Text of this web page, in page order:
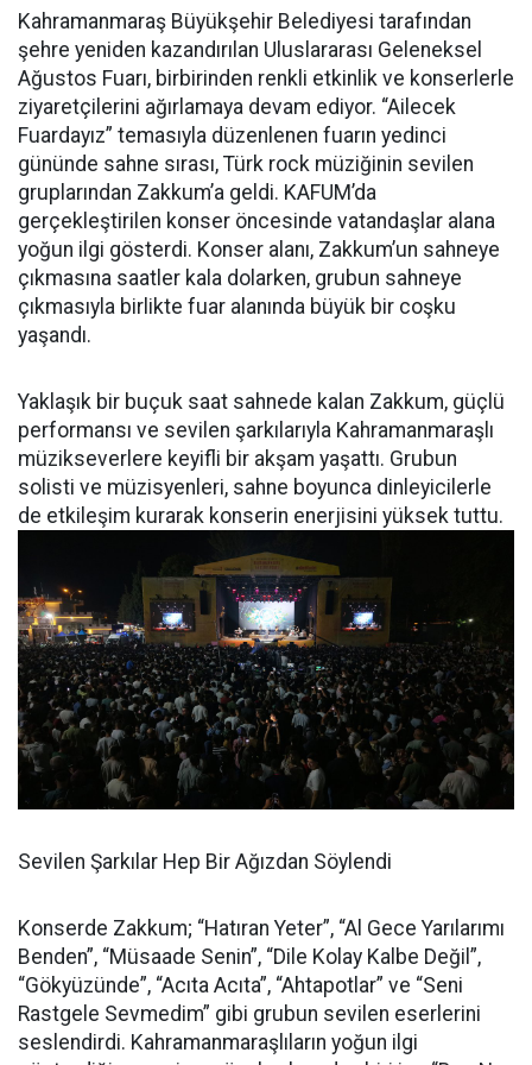
Kahramanmaraş Büyükşehir Belediyesi tarafından
şehre yeniden kazandırılan Uluslararası Geleneksel
Ağustos Fuarı, birbirinden renkli etkinlik ve konserlerle
ziyaretçilerini ağırlamaya devam ediyor. “Ailecek
Fuardayız” temasıyla düzenlenen fuarın yedinci
gününde sahne sırası, Türk rock müziğinin sevilen
gruplarından Zakkum’a geldi. KAFUM’da
gerçekleştirilen konser öncesinde vatandaşlar alana
yoğun ilgi gösterdi. Konser alanı, Zakkum’un sahneye
çıkmasına saatler kala dolarken, grubun sahneye
çıkmasıyla birlikte fuar alanında büyük bir coşku
yaşandı.
Yaklaşık bir buçuk saat sahnede kalan Zakkum, güçlü
performansı ve sevilen şarkılarıyla Kahramanmaraşlı
müzikseverlere keyifli bir akşam yaşattı. Grubun
solisti ve müzisyenleri, sahne boyunca dinleyicilerle
de etkileşim kurarak konserin enerjisini yüksek tuttu.
Sevilen Şarkılar Hep Bir Ağızdan Söylendi
Konserde Zakkum; “Hatıran Yeter”, “Al Gece Yarılarımı
Benden”, “Müsaade Senin”, “Dile Kolay Kalbe Değil”,
“Gökyüzünde”, “Acıta Acıta”, “Ahtapotlar” ve “Seni
Rastgele Sevmedim” gibi grubun sevilen eserlerini
seslendirdi. Kahramanmaraşlıların yoğun ilgi